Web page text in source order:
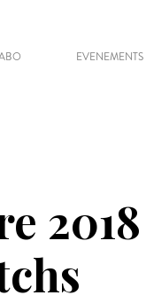
EVENEMENTS